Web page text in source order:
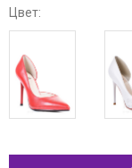
Цвет: